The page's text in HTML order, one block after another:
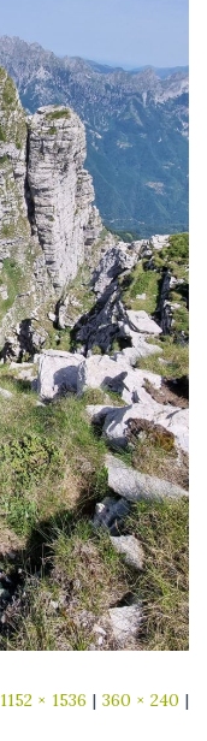
1152 × 1536 | 360 × 240 |